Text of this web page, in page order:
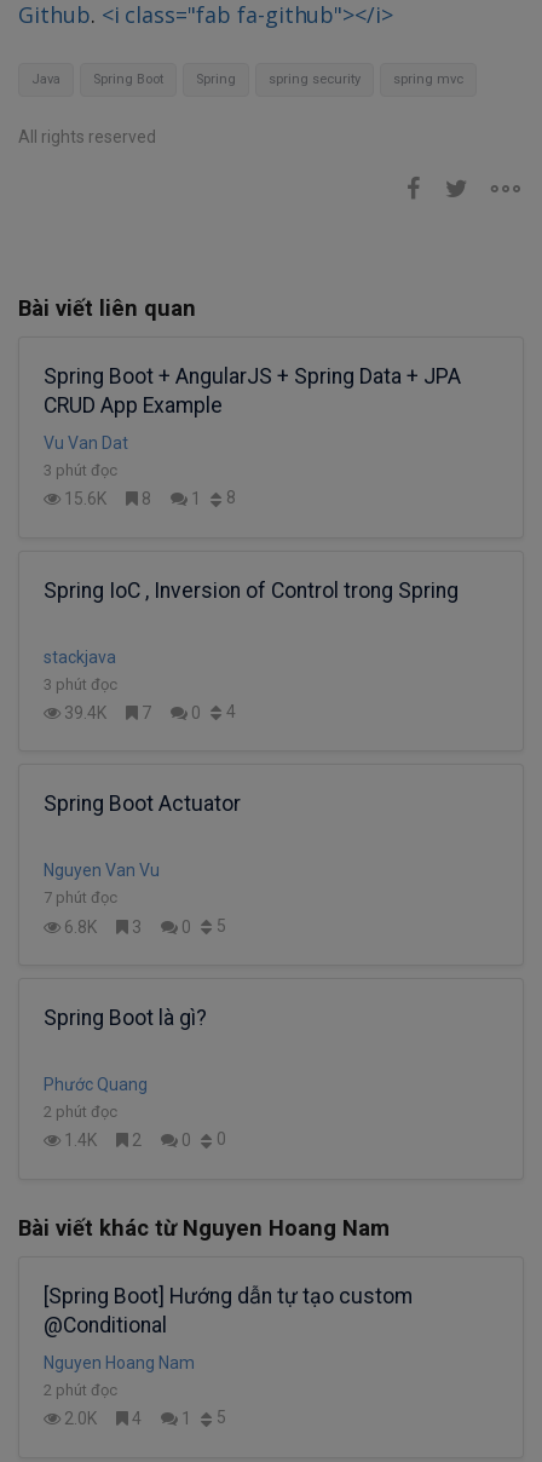
Github. <i class="fab fa-github"></i>
Java Spring Boot Spring spring security spring mvc
All rights reserved
Bài viết liên quan
Spring Boot + AngularJS + Spring Data + JPA
CRUD App Example
Vu Van Dat
3 phút đọc
15.6K 8 1 8
Spring IoC , Inversion of Control trong Spring
stackjava
3 phút đọc
39.4K 7 0 4
Spring Boot Actuator
Nguyen Van Vu
7 phút đọc
6.8K 3 0 5
Spring Boot là gì?
Phước Quang
2 phút đọc
1.4K 2 0 0
Bài viết khác từ Nguyen Hoang Nam
[Spring Boot] Hướng dẫn tự tạo custom
@Conditional
Nguyen Hoang Nam
2 phút đọc
2.0K 4 1 5